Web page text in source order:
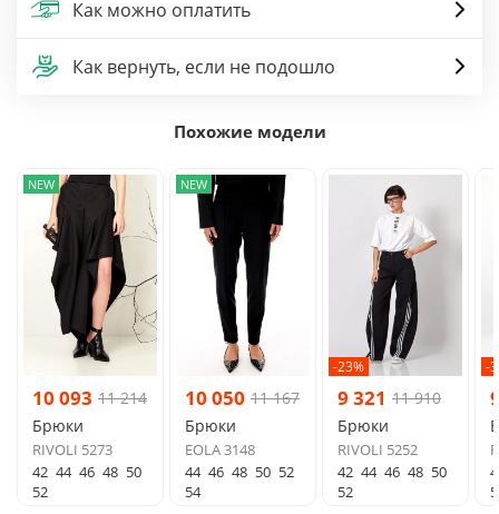
Как можно оплатить
Как вернуть, если не подошло
Похожие модели
NEW
10 093 11 214
Брюки
RIVOLI 5273
42 44 46 48 50
52
NEW
10 050 11 167
Брюки
EOLA 3148
44 46 48 50 52
54
-23%
9 321 11 910
Брюки
RIVOLI 5252
42 44 46 48 50
52
-